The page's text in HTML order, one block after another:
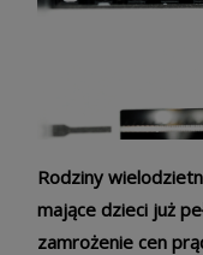
Rodziny
mające dzieci już
zamrożenie cen